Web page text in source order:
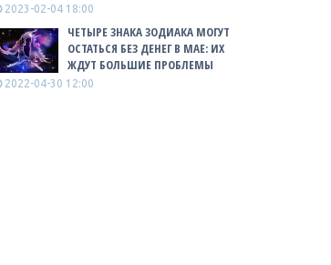
2023-02-04 18:00
ЧЕТЫРЕ ЗНАКА ЗОДИАКА МОГУТ
ОСТАТЬСЯ БЕЗ ДЕНЕГ В МАЕ: ИХ
ЖДУТ БОЛЬШИЕ ПРОБЛЕМЫ
2022-04-30 12:00